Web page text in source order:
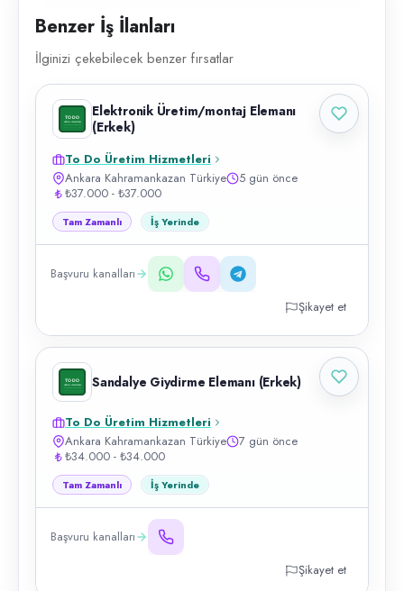
Benzer İş İlanları
İlginizi çekebilecek benzer fırsatlar
Elektronik Üretim/montaj Elemanı
(Erkek)
To Do Üretim Hizmetleri
Ankara Kahramankazan Türkiye
5 gün önce
₺37.000 - ₺37.000
Tam Zamanlı İş Yerinde
Başvuru kanalları
Şikayet et
Sandalye Giydirme Elemanı (Erkek)
To Do Üretim Hizmetleri
Ankara Kahramankazan Türkiye
7 gün önce
₺34.000 - ₺34.000
Tam Zamanlı İş Yerinde
Başvuru kanalları
Şikayet et